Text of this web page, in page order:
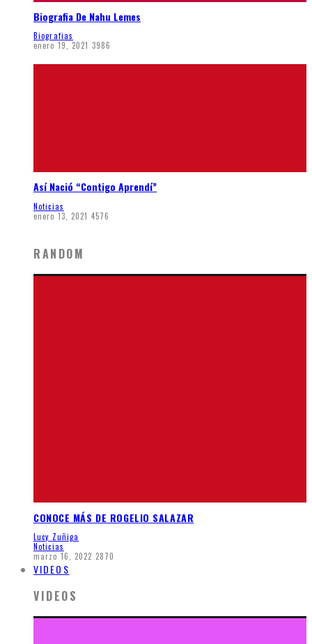
Biografia De Nahu Lemes
Biografias
enero 19, 2021 3986
Así Nació “Contigo Aprendí”
Noticias
enero 13, 2021 4576
RANDOM
CONOCE MÁS DE ROGELIO SALAZAR
Lucy Zuñiga
Noticias
marzo 16, 2022 2870
VIDEOS
VIDEOS